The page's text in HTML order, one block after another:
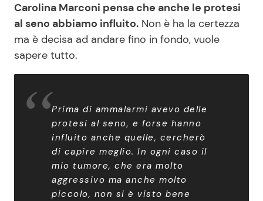
Carolina Marconi pensa che anche le protesi
al seno abbiamo influito. Non è ha la certezza
ma è decisa ad andare fino in fondo, vuole
sapere tutto.
Prima di ammalarmi avevo delle
protesi al seno, e forse hanno
influito anche quelle, cercherò
di capire meglio. In ogni caso il
mio tumore, che era molto
aggressivo ma anche molto
piccolo, non si è visto bene